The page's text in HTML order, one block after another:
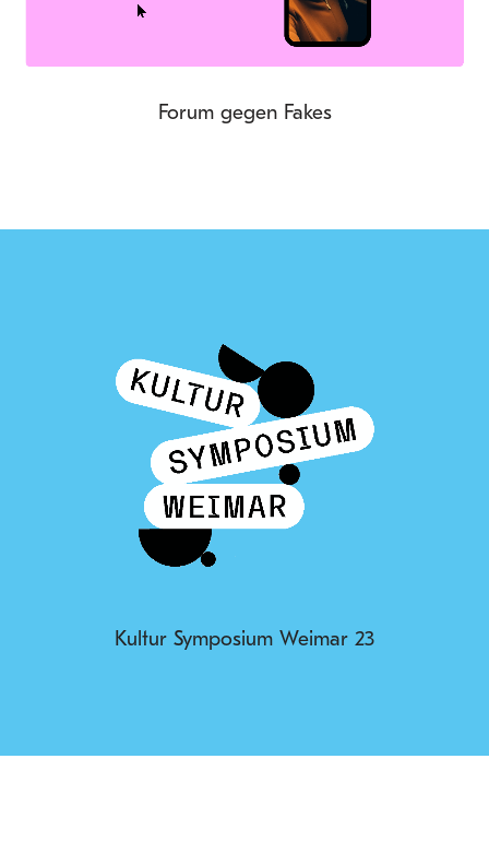
Forum gegen Fakes
Kultur Symposium Weimar 23